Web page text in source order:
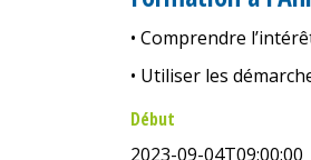
de
• Comprendre
• Utiliser les
Début
2023-09-04T09:00:00